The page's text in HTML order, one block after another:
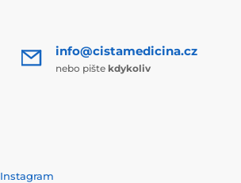
info@cistamedicina.cz
nebo pište kdykoliv
Instagram